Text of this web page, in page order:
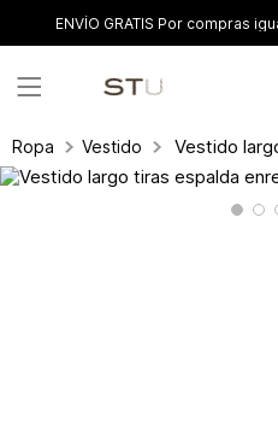
ENVÍO GRATIS Por compras
Ropa Vestidos